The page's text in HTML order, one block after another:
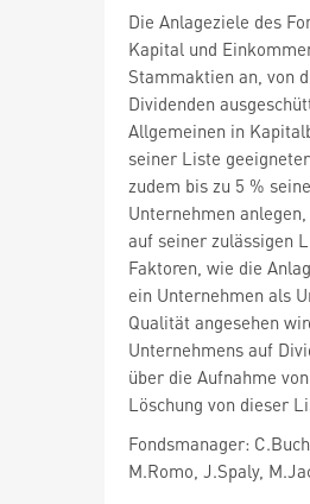
Die Anlageziele des
Kapital und
Stammaktien an, von
Dividenden
Allgemeinen in
seiner Liste
zudem bis zu 5 %
Unternehmen
auf seiner zulässigen
Faktoren, wie die
ein Unternehmen als
Qualität angesehen
Unternehmens auf
über die Aufnahme
Löschung von dieser
Fondsmanager:
M.Romo, J.Spaly,